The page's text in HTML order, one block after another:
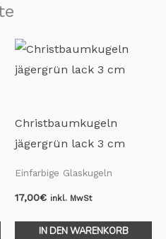
Christbaumkugeln
jägergrün lack 3 cm
Einfarbige Glaskugeln
17,00€ inkl. MwSt
IN DEN WARENKORB